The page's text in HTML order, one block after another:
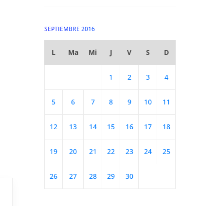
SEPTIEMBRE 2016
L Ma Mi J V S D
1 2 3 4
5 6 7 8 9 10 11
12 13 14 15 16 17 18
19 20 21 22 23 24 25
26 27 28 29 30